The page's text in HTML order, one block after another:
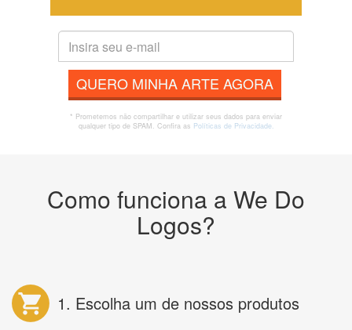
QUERO MINHA ARTE AGORA
* Prometemos não compartilhar e utilizar seus dados para enviar
qualquer tipo de SPAM. Confira as Políticas de Privacidade.
Como funciona a We Do
Logos?
1. Escolha um de nossos produtos